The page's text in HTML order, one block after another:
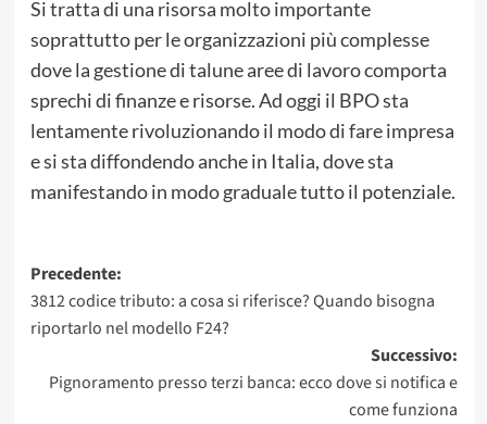
Si tratta di una risorsa molto importante
soprattutto per le organizzazioni più complesse
dove la gestione di talune aree di lavoro comporta
sprechi di finanze e risorse. Ad oggi il BPO sta
lentamente rivoluzionando il modo di fare impresa
e si sta diffondendo anche in Italia, dove sta
manifestando in modo graduale tutto il potenziale.
Navigazione
articolo
Precedente:
3812 codice tributo: a cosa si riferisce? Quando bisogna
riportarlo nel modello F24?
Successivo:
Pignoramento presso terzi banca: ecco dove si notifica e
come funziona